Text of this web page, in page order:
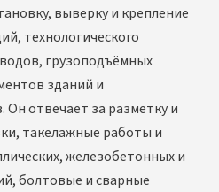
выверку и крепление
технологического
грузоподъёмных
зданий и
отвечает за разметку и
такелажные работы и
железобетонных и
болтовые и сварные